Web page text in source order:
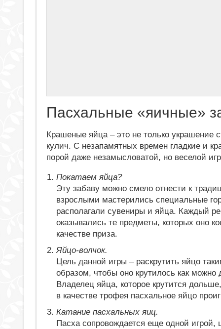
Пасхальные «яичные»
Крашеные яйца – это не только украшение
кулич. С незапамятных времен гладкие и
порой даже незамысловатой, но веселой
Покатаем яйца?
Эту забаву можно смело отнести к
взрослыми мастерились специальные
располагали сувениры и яйца. Каждый
оказывались те предметы, которых оно
качестве приза.
Яйцо-волчок.
Цель данной игры – раскрутить яйцо
образом, чтобы оно крутилось как можно
Владелец яйца, которое крутится
в качестве трофея пасхальное яйцо
Катание пасхальных яиц.
Пасха сопровождается еще одной игрой,